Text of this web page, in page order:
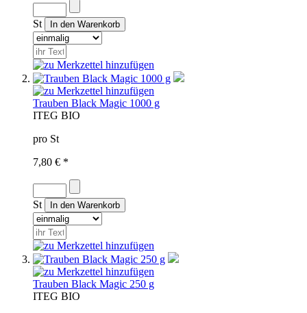
St
Trauben Black Magic 1000 g
ITEG BIO
pro St
7,80 € *
St
Trauben Black Magic 250 g
ITEG BIO